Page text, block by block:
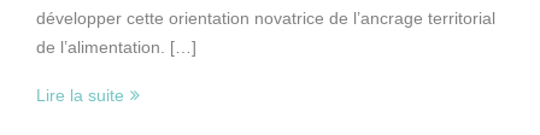
développer cette orientation novatrice de l’ancrage territorial
de l’alimentation. […]
Lire la suite